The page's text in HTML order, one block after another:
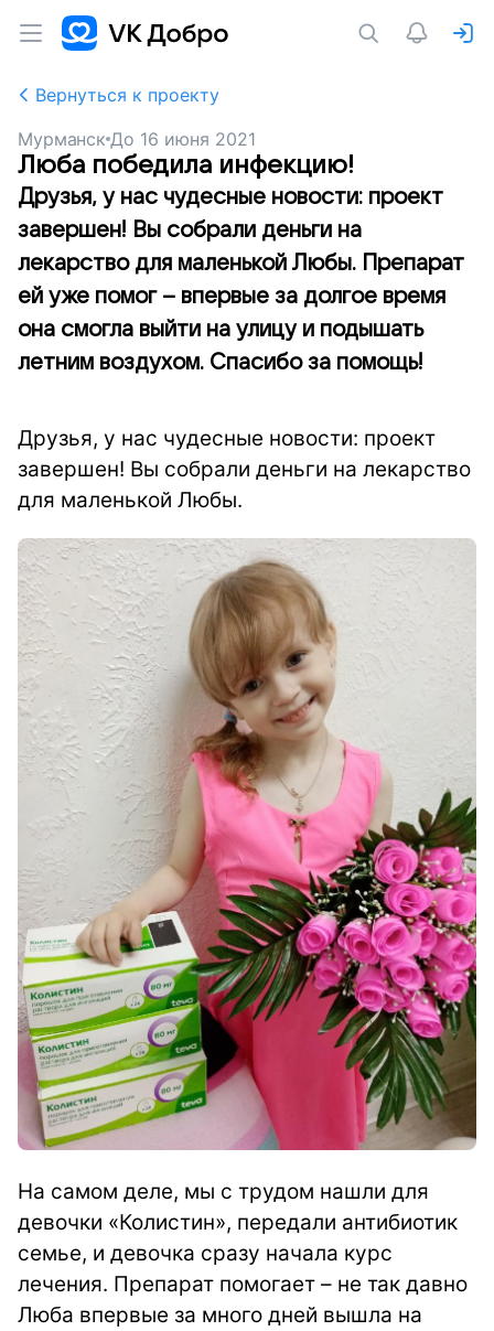
Вернуться к проекту
Мурманск До 16 июня 2021
Люба победила инфекцию!
Друзья, у нас чудесные новости: проект
завершен! Вы собрали деньги на
лекарство для маленькой Любы. Препарат
ей уже помог – впервые за долгое время
она смогла выйти на улицу и подышать
летним воздухом. Спасибо за помощь!
Друзья, у нас чудесные новости: проект
завершен! Вы собрали деньги на лекарство
для маленькой Любы.
На самом деле, мы с трудом нашли для
девочки «Колистин», передали антибиотик
семье, и девочка сразу начала курс
лечения. Препарат помогает – не так давно
Люба впервые за много дней вышла на